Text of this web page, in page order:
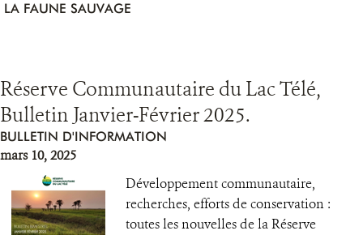
LA FAUNE SAUVAGE
Réserve Communautaire du Lac Télé,
Bulletin Janvier-Février 2025.
BULLETIN D'INFORMATION
mars 10, 2025
Développement communautaire,
recherches, efforts de conservation :
toutes les nouvelles de la Réserve